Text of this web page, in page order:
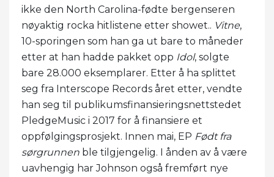
ikke den North Carolina-fødte bergenseren
nøyaktig rocka hitlistene etter showet.. Vitne,
10-sporingen som han ga ut bare to måneder
etter at han hadde pakket opp Idol, solgte
bare 28.000 eksemplarer. Etter å ha splittet
seg fra Interscope Records året etter, vendte
han seg til publikumsfinansieringsnettstedet
PledgeMusic i 2017 for å finansiere et
oppfølgingsprosjekt. Innen mai, EP Født fra
sørgrunnen ble tilgjengelig. I ånden av å være
uavhengig har Johnson også fremført nye